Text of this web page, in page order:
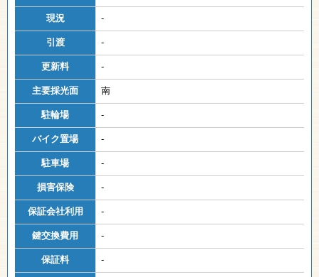
現況 -
引渡 -
更新料 -
主要採光面 南
駐輪場 -
バイク置場 -
駐車場 -
損害保険 -
保証会社利用 -
鍵交換費用 -
保証料 -